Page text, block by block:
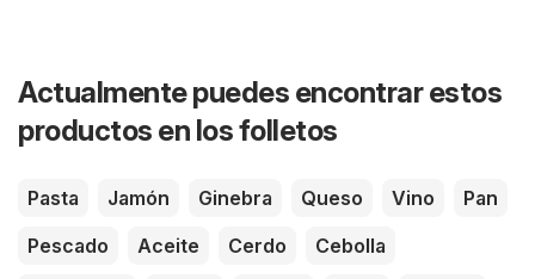
Actualmente puedes encontrar estos
productos en los folletos
Pasta Jamón Ginebra Queso Vino
Pan
Pescado
Aceite Cerdo
Cebolla